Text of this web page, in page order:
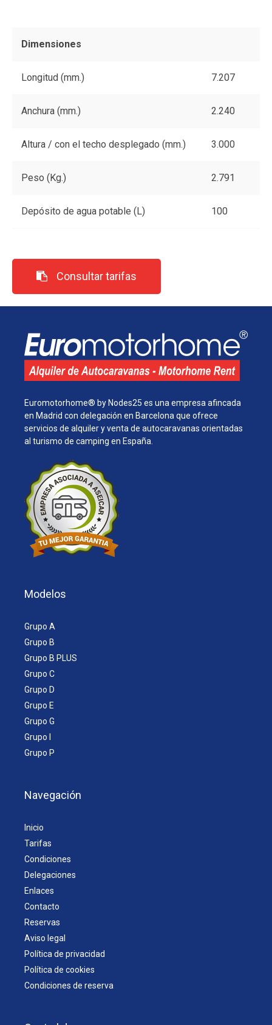
Dimensiones
Longitud (mm.) 7.207
Anchura (mm.) 2.240
Altura / con el techo desplegado (mm.) 3.000
Peso (Kg.) 2.791
Depósito de agua potable (L) 100
Consultar tarifas
Euromotorhome® by Nodes25 es una empresa afincada
en Madrid con delegación en Barcelona que ofrece
servicios de alquiler y venta de autocaravanas orientadas
al turismo de camping en España.
Modelos
Grupo A
Grupo B
Grupo B PLUS
Grupo C
Grupo D
Grupo E
Grupo G
Grupo I
Grupo P
Navegación
Inicio
Tarifas
Condiciones
Delegaciones
Enlaces
Contacto
Reservas
Aviso legal
Política de privacidad
Política de cookies
Condiciones de reserva